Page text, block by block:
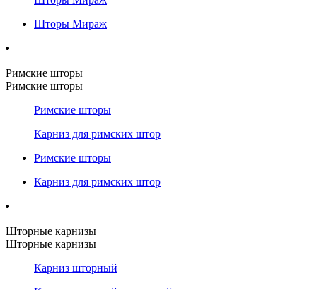
Шторы Мираж
Римские шторы
Римские шторы
Римские шторы
Карниз для римских штор
Римские шторы
Карниз для римских штор
Шторные карнизы
Шторные карнизы
Карниз шторный